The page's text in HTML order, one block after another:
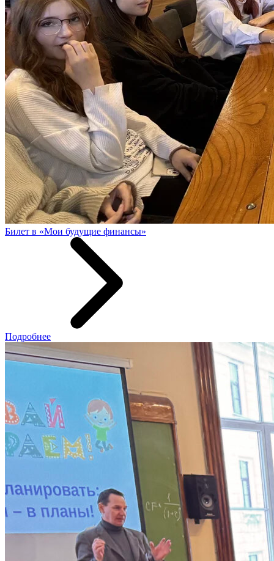
Билет в «Мои будущие финансы»
Подробнее